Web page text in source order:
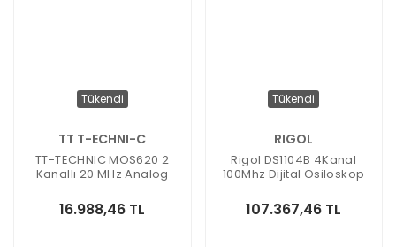
Tükendi
TT T-ECHNI-C
TT-TECHNIC MOS620 2
Kanallı 20 MHz Analog
16.988,46 TL
Tükendi
RIGOL
Rigol DS1104B 4Kanal
100Mhz Dijital Osiloskop
107.367,46 TL